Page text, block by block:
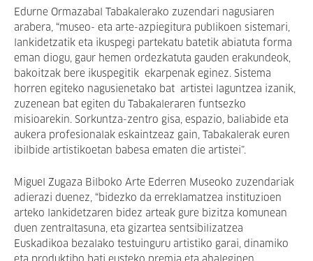
Edurne Ormazabal Tabakalerako zuzendari nagusiaren
arabera, “museo- eta arte-azpiegitura publikoen sistemari,
lankidetzatik eta ikuspegi partekatu batetik abiatuta forma
eman diogu, gaur hemen ordezkatuta gauden erakundeok,
bakoitzak bere ikuspegitik ekarpenak eginez. Sistema
horren egiteko nagusienetako bat artistei laguntzea izanik,
zuzenean bat egiten du Tabakaleraren funtsezko
misioarekin. Sorkuntza-zentro gisa, espazio, baliabide eta
aukera profesionalak eskaintzeaz gain, Tabakalerak euren
ibilbide artistikoetan babesa ematen die artistei”.
Miguel Zugaza Bilboko Arte Ederren Museoko zuzendariak
adierazi duenez, “bidezko da erreklamatzea instituzioen
arteko lankidetzaren bidez arteak gure bizitza komunean
duen zentraltasuna, eta gizartea sentsibilizatzea
Euskadikoa bezalako testuinguru artistiko garai, dinamiko